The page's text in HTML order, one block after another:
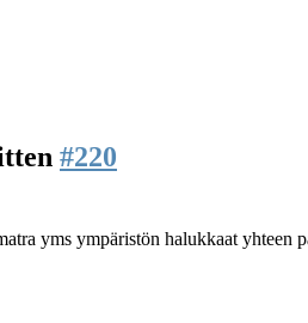
#220
yms ympäristön halukkaat yhteen